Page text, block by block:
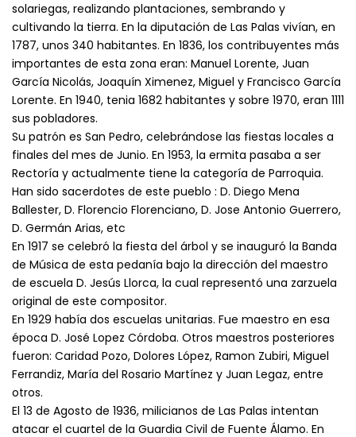
solariegas, realizando plantaciones, sembrando y
cultivando la tierra. En la diputación de Las Palas vivían, en
1787, unos 340 habitantes. En 1836, los contribuyentes más
importantes de esta zona eran: Manuel Lorente, Juan
García Nicolás, Joaquín Ximenez, Miguel y Francisco García
Lorente. En 1940, tenia 1682 habitantes y sobre 1970, eran 1111
sus pobladores.
Su patrón es San Pedro, celebrándose las fiestas locales a
finales del mes de Junio. En 1953, la ermita pasaba a ser
Rectoría y actualmente tiene la categoría de Parroquia.
Han sido sacerdotes de este pueblo : D. Diego Mena
Ballester, D. Florencio Florenciano, D. Jose Antonio Guerrero,
D. Germán Arias, etc
En 1917 se celebró la fiesta del árbol y se inauguró la Banda
de Música de esta pedanía bajo la dirección del maestro
de escuela D. Jesús Llorca, la cual representó una zarzuela
original de este compositor.
En 1929 había dos escuelas unitarias. Fue maestro en esa
época D. José Lopez Córdoba. Otros maestros posteriores
fueron: Caridad Pozo, Dolores López, Ramon Zubiri, Miguel
Ferrandiz, María del Rosario Martínez y Juan Legaz, entre
otros.
El 13 de Agosto de 1936, milicianos de Las Palas intentan
atacar el cuartel de la Guardia Civil de Fuente Álamo. En